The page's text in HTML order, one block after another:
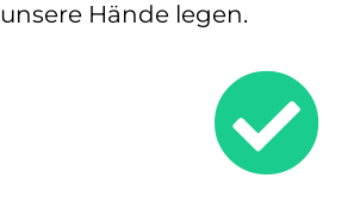
unsere Hände legen.
